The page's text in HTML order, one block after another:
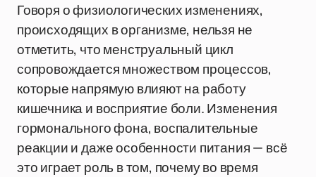
Говоря о физиологических изменениях,
происходящих в организме, нельзя не
отметить, что менструальный цикл
сопровождается множеством процессов,
которые напрямую влияют на работу
кишечника и восприятие боли. Изменения
гормонального фона, воспалительные
реакции и даже особенности питания — всё
это играет роль в том, почему во время